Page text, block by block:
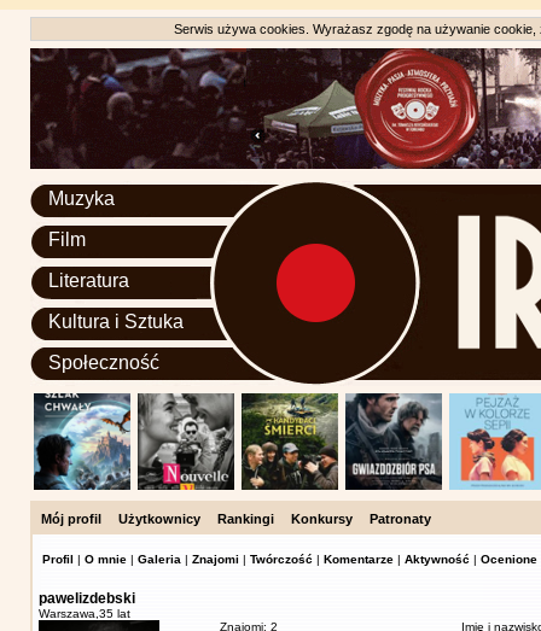
Serwis używa cookies. Wyrażasz zgodę na używanie
Muzyka
Film
Literatura
Kultura i Sztuka
Społeczność
Mój profil Użytkownicy Rankingi Konkursy Patronaty
Profil | O mnie | Galeria | Znajomi | Twórczość | Komentarze | Aktywność | Ocenione
pawelizdebski
Warszawa, 35 lat
Znajomi: 2
Imię i